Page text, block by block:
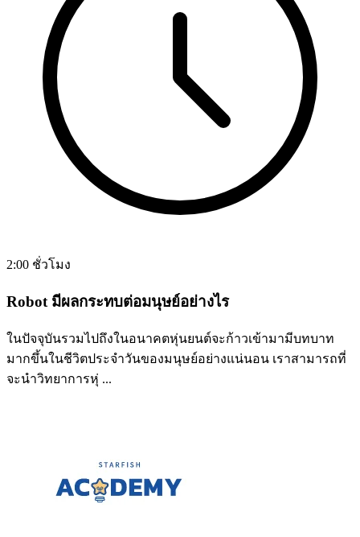
2:00 ชั่วโมง
Robot มีผลกระทบต่อมนุษย์อย่างไร
ในปัจจุบันรวมไปถึงในอนาคตหุ่นยนต์จะก้าวเข้ามามีบทบาท
มากขึ้นในชีวิตประจำวันของมนุษย์อย่างแน่นอน เราสามารถที่
จะนำวิทยาการหุ่ ...